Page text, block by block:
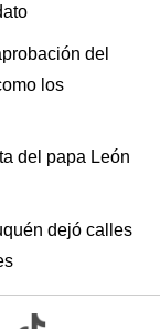
del
los
del papa León
dejó calles